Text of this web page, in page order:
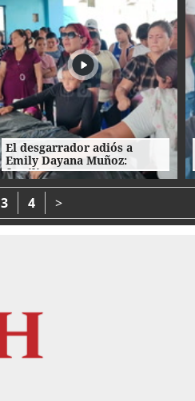
El desgarrador adiós a
Emily Dayana Muñoz:
familiares no encuentran
consuelo
3 4 >